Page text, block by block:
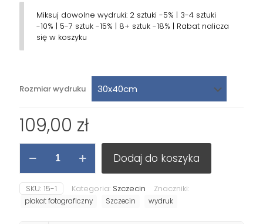
Miksuj dowolne wydruki: 2 sztuki -5% | 3-4 sztuki
-10% | 5-7 sztuk -15% | 8+ sztuk -18% | Rabat nalicza
się w koszyku
Rozmiar wydruku
109,00 zł
Wydruk
"Szczecin"
Dodaj do koszyka
SKU: 15-1 Kategoria: Szczecin Znaczniki:
plakat fotograficzny Szczecin wydruk